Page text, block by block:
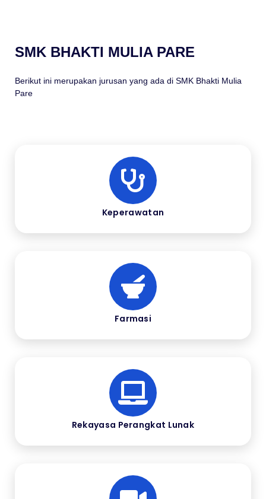
SMK BHAKTI MULIA PARE
Berikut ini merupakan jurusan yang ada di SMK Bhakti Mulia
Pare
Keperawatan
Farmasi
Rekayasa Perangkat Lunak